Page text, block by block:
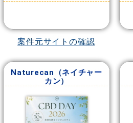
案件元サイトの確認
Naturecan（ネイチャー
カン）